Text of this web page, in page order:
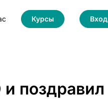
Курсы Вход
поздравил